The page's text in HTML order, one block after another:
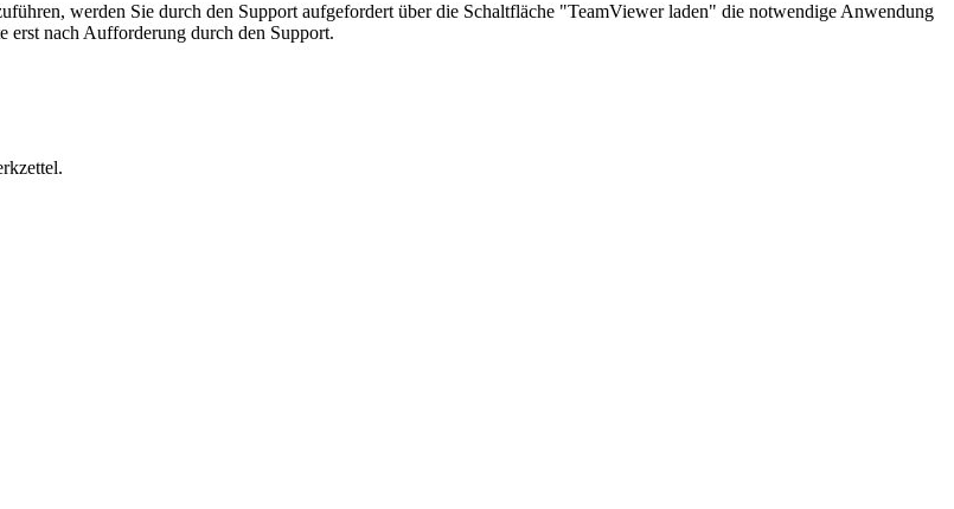
werden Sie durch den Support aufgefordert über die Schaltfläche "TeamViewer laden" die notwendige Anwendung
erst nach Aufforderung durch den Support.